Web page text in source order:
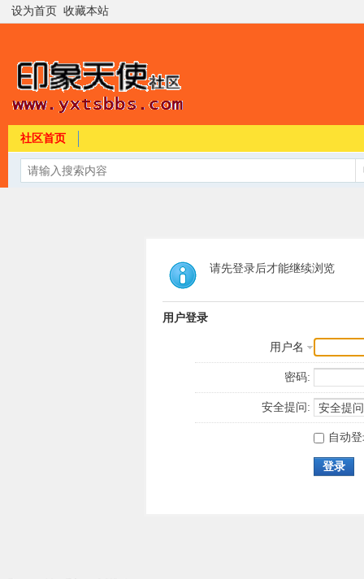
设为首页 收藏本站
社区首页
请先登录后才能继续浏览
用户登录
用户名
密码:
安全提问:
自动
登录